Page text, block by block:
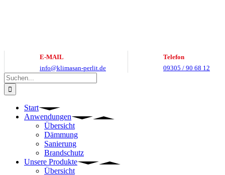
E-MAIL
info@klimasan-perlit.de
Telefon
09305 / 90 68 12
Suche
nach:
Start
Anwendungen
Übersicht
Dämmung
Sanierung
Brandschutz
Unsere Produkte
Übersicht